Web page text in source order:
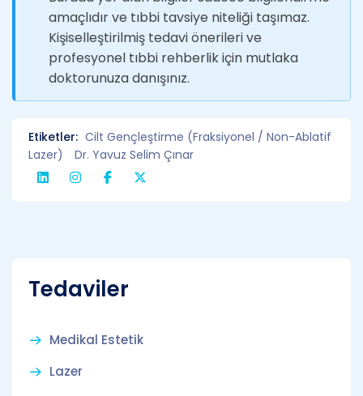
amaçlıdır ve tıbbi tavsiye niteliği taşımaz.
Kişiselleştirilmiş tedavi önerileri ve
profesyonel tıbbi rehberlik için mutlaka
doktorunuza danışınız.
Etiketler: Cilt Gençleştirme (Fraksiyonel / Non-Ablatif
Lazer)
Dr. Yavuz Selim Çınar
Tedaviler
Medikal Estetik
Lazer